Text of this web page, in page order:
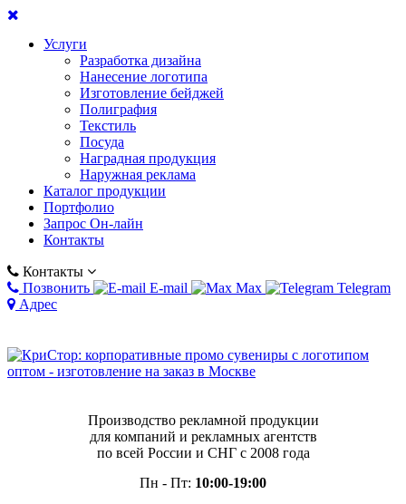
Услуги
Разработка дизайна
Нанесение логотипа
Изготовление бейджей
Полиграфия
Текстиль
Посуда
Наградная продукция
Наружная реклама
Каталог продукции
Портфолио
Запрос Он-лайн
Контакты
Контакты
Позвонить
E-mail Max
Telegram
Адрес
Производство рекламной продукции
для компаний и рекламных агентств
по всей России и СНГ с 2008 года
Пн - Пт: 10:00-19:00